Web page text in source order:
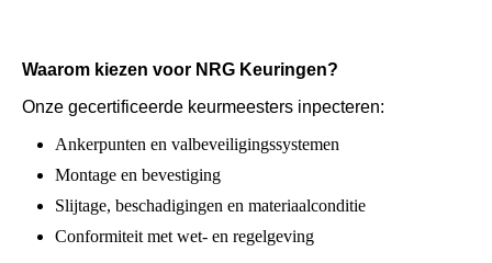
Waarom kiezen voor NRG Keuringen?
Onze gecertificeerde keurmeesters inpecteren:
Ankerpunten en valbeveiligingssystemen
Montage en bevestiging
Slijtage, beschadigingen en materiaalconditie
Conformiteit met wet- en regelgeving